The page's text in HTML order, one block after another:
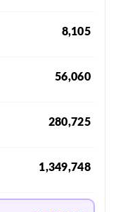
8,105
56,060
280,725
1,349,748